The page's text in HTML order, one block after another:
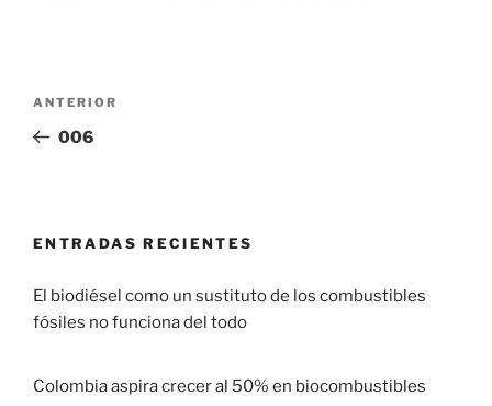
ANTERIOR
006
ENTRADAS RECIENTES
El biodiésel como un sustituto de los combustibles
fósiles no funciona del todo
Colombia aspira crecer al 50% en biocombustibles